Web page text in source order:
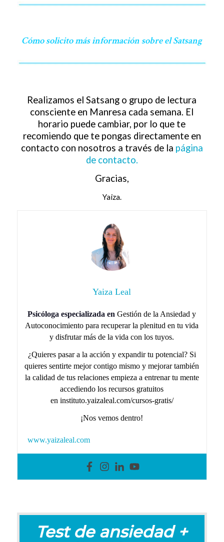
Cómo solicito más información sobre el Satsang
Realizamos el Satsang o grupo de lectura
consciente en Manresa cada semana. El
horario puede cambiar, por lo que te
recomiendo que te pongas directamente en
contacto con nosotros a través de la página
de contacto.
Gracias,
Yaiza.
Yaiza Leal
Psicóloga especializada enGestión de la Ansiedad y
Autoconocimiento para recuperar la plenitud en tu vida
y disfrutar más de la vida con los tuyos.
¿Quieres pasar a la acción y expandir tu potencial? Si
quieres sentirte mejor contigo mismo y mejorar también
la calidad de tus relaciones empieza a entrenar tu mente
accediendo los recursos gratuitos
en instituto.yaizaleal.com/cursos-gratis/
¡Nos vemos dentro!
www.yaizaleal.com
Test de ansiedad +